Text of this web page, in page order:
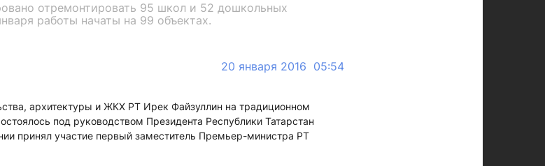
отремонтировать 95 школ и 52 дошкольных
работы начаты на 99 объектах.
20 января 2016 05:54
архитектуры и ЖКХ РТ Ирек Файзуллин на традиционном
под руководством Президента Республики Татарстан
принял участие первый заместитель Премьер-министра РТ